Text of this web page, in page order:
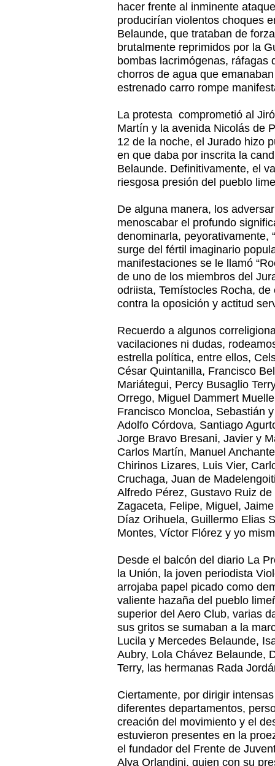
hacer frente al inminente
producirían violentos choques
Belaunde, que trataban de
brutalmente reprimidos por la
bombas lacrimógenas, ráfagas
chorros de agua que
estrenado carro rompe
La protesta comprometió al
Martín y la avenida Nicolás de
12 de la noche, el Jurado hizo
en que daba por inscrita la
Belaunde. Definitivamente, el
riesgosa presión del pueblo
De alguna manera, los
menoscabar el profundo
denominarla, peyorativamente,
surge del fértil imaginario
manifestaciones se le llamó
de uno de los miembros del
odriista, Temístocles Rocha,
contra la oposición y actitud
Recuerdo a algunos
vacilaciones ni dudas,
estrella política, entre ellos,
César Quintanilla, Francisco
Mariátegui, Percy Busaglio
Orrego, Miguel Dammert
Francisco Moncloa, Sebastián
Adolfo Córdova, Santiago
Jorge Bravo Bresani, Javier y
Carlos Martín, Manuel
Chirinos Lizares, Luis Vier,
Cruchaga, Juan de
Alfredo Pérez, Gustavo Ruiz
Zagaceta, Felipe, Miguel,
Díaz Orihuela, Guillermo Elias
Montes, Víctor Flórez y yo
Desde el balcón del diario La
la Unión, la joven periodista
arrojaba papel picado como
valiente hazaña del pueblo
superior del Aero Club, varias
sus gritos se sumaban a la
Lucila y Mercedes Belaunde,
Aubry, Lola Chávez Belaunde,
Terry, las hermanas Rada
Ciertamente, por dirigir
diferentes departamentos,
creación del movimiento y el
estuvieron presentes en la
el fundador del Frente de
Alva Orlandini, quien con su